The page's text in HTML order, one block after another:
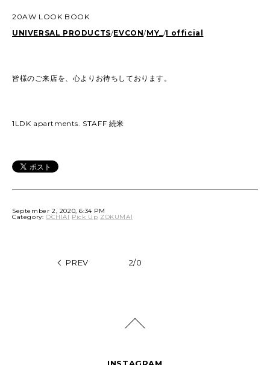
20AW LOOK BOOK
UNIVERSAL PRODUCTS/EVCON/MY_/I official
皆様のご来店を、心よりお待ちしております。
1LDK apartments. STAFF 続米
September 2, 2020, 6:34 PM
Category: OCHIAI Pick Up ZOKUMAI
PREV 2/0